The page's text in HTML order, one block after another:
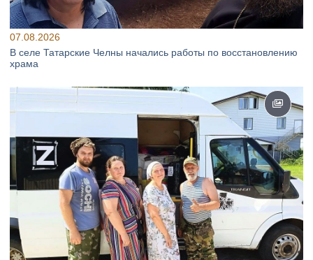
07.08.2026
В селе Татарские Челны начались работы по восстановлению
храма